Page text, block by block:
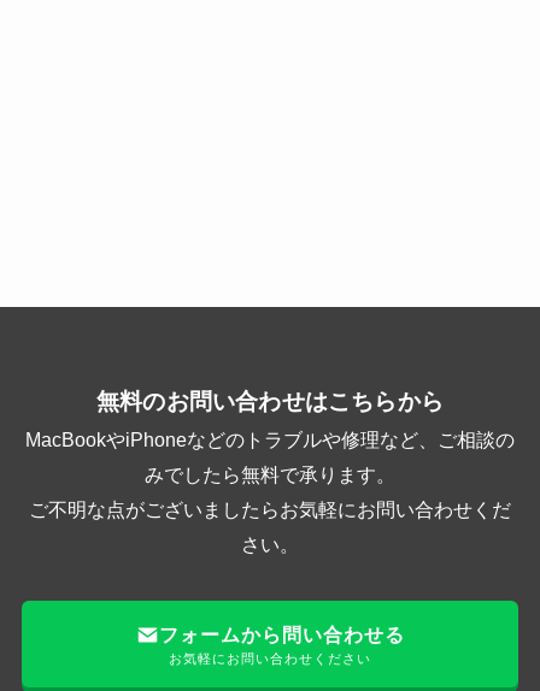
無料のお問い合わせはこちらから
MacBookやiPhoneなどのトラブルや修理など、ご相談の
みでしたら無料で承ります。
ご不明な点がございましたらお気軽にお問い合わせくだ
さい。
フォームから問い合わせる
お気軽にお問い合わせください